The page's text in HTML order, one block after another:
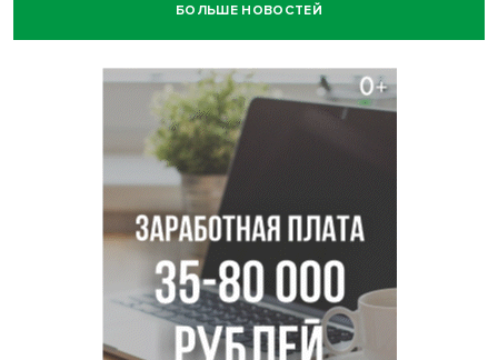
В Новосибирске минздрав объявил бесплатную
В Новосибирске врачи прооперировали 25 тысяч
пациентов с катарактой
Знаменитый орангутан Бату отметил юбилей в
новосибирском зоопарке
Новосибирские хирурги спасли сердце восьмиклассницы
с донорским клапаном
БОЛЬШЕ НОВОСТЕЙ